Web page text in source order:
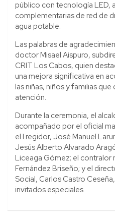
público con tecnología LED,
complementarias de red de
agua potable.
Las palabras de
doctor Misael Aispuro,
CRIT Los Cabos, quien
una mejora significativa en
las niñas, niños y familias
atención.
Durante la ceremonia, el
acompañado por el oficial
el I regidor, José Manuel
Jesús Alberto Alvarado
Liceaga Gómez; el contralor
Fernández Briseño; y el
Social, Carlos Castro
invitados especiales.